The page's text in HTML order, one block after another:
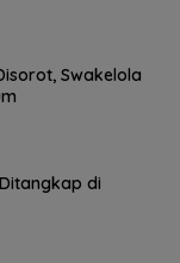
Swakelola
di